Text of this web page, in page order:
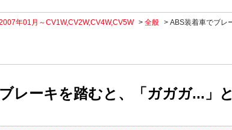
年01月～CV1W,CV2W,CV4W,CV5W > 全般 > ABS装着車でブレ
レーキを踏むと、「ガガガ...」